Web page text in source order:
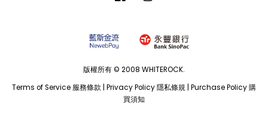
版權所有 © 2008 WHITEROCK.
Terms of Service 服務條款
Privacy Policy 隱私條規 Purchase Policy 購
買須知